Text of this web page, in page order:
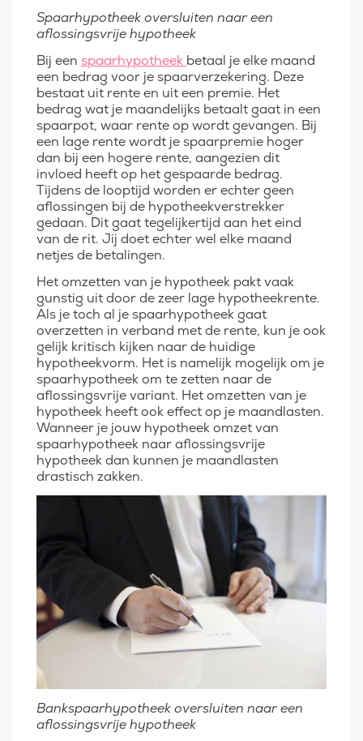
Spaarhypotheek oversluiten naar een
aflossingsvrije hypotheek
Bij een spaarhypotheek betaal je elke maand
een bedrag voor je spaarverzekering. Deze
bestaat uit rente en uit een premie. Het
bedrag wat je maandelijks betaalt gaat in een
spaarpot, waar rente op wordt gevangen. Bij
een lage rente wordt je spaarpremie hoger
dan bij een hogere rente, aangezien dit
invloed heeft op het gespaarde bedrag.
Tijdens de looptijd worden er echter geen
aflossingen bij de hypotheekverstrekker
gedaan. Dit gaat tegelijkertijd aan het eind
van de rit. Jij doet echter wel elke maand
netjes de betalingen.
Het omzetten van je hypotheek pakt vaak
gunstig uit door de zeer lage hypotheekrente.
Als je toch al je spaarhypotheek gaat
overzetten in verband met de rente, kun je ook
gelijk kritisch kijken naar de huidige
hypotheekvorm. Het is namelijk mogelijk om je
spaarhypotheek om te zetten naar de
aflossingsvrije variant. Het omzetten van je
hypotheek heeft ook effect op je maandlasten.
Wanneer je jouw hypotheek omzet van
spaarhypotheek naar aflossingsvrije
hypotheek dan kunnen je maandlasten
drastisch zakken.
Bankspaarhypotheek oversluiten naar een
aflossingsvrije hypotheek